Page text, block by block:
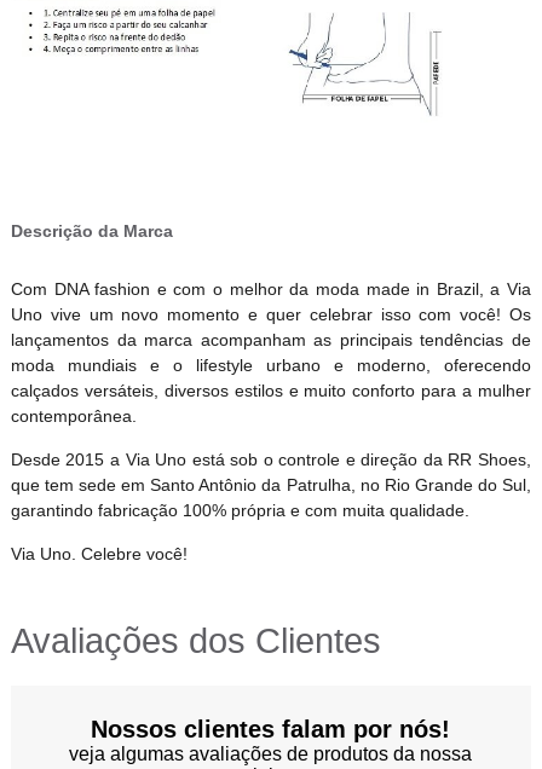
Descrição da Marca
Com DNA fashion e com o melhor da moda made in Brazil, a Via
Uno vive um novo momento e quer celebrar isso com você! Os
lançamentos da marca acompanham as principais tendências de
moda mundiais e o lifestyle urbano e moderno, oferecendo
calçados versáteis, diversos estilos e muito conforto para a mulher
contemporânea.
Desde 2015 a Via Uno está sob o controle e direção da RR Shoes,
que tem sede em Santo Antônio da Patrulha, no Rio Grande do Sul,
garantindo fabricação 100% própria e com muita qualidade.
Via Uno. Celebre você!
Avaliações dos Clientes
Nossos clientes falam por nós!
veja algumas avaliações de produtos da nossa